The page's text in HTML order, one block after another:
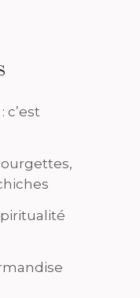
c’est